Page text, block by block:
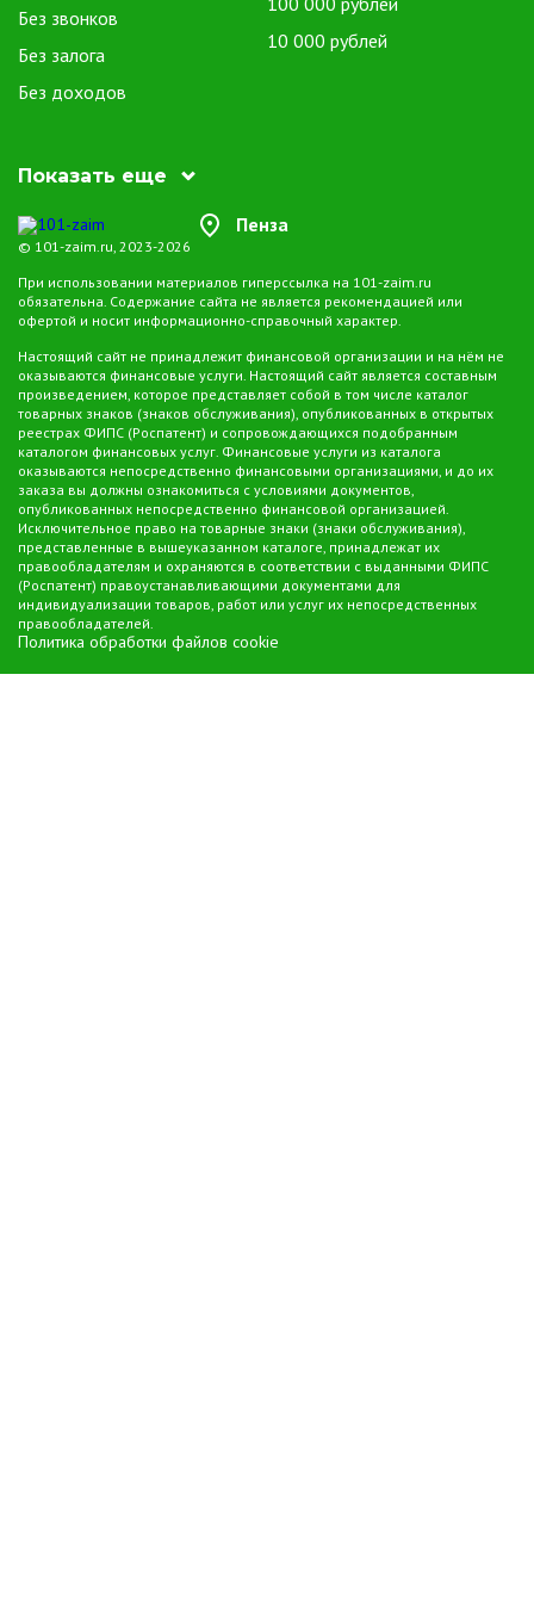
и процентными ставками. Заемщик может выбрать оптимальные
условия, соответствующие его потребностям и финансовой
ситуации.
Осторожность при выборе
минут в Пензе
Несмотря на многочисленные преимущества, важно подходить к
выбору сервиса микрозаймов с осторожностью. Перед подачей
заявки уделите внимание репутации компании, читайте отзывы
клиентов и внимательно изучите условия предоставления займа.
Микрозаймы за 5 минут предоставляют уникальную возможность
быстро решить финансовые трудности, обеспечивая
оперативность и доступность процесса. Однако, чтобы избежать
нежелательных сюрпризов, важно выбирать надежные сервисы и
внимательно ознакамливаться с условиями займа.
Без звонков
Без залога
Без доходов
10 000 рублей
Показать еще
Пенза
© 101-zaim.ru, 2023-2026
При использовании материалов гиперссылка на 101-zaim.ru
обязательна. Содержание сайта не является рекомендацией или
офертой и носит информационно-справочный характер.
Настоящий сайт не принадлежит финансовой организации и на нём не
оказываются финансовые услуги. Настоящий сайт является составным
произведением, которое представляет собой в том числе каталог
товарных знаков (знаков обслуживания), опубликованных в открытых
реестрах ФИПС (Роспатент) и сопровождающихся подобранным
каталогом финансовых услуг. Финансовые услуги из каталога
оказываются непосредственно финансовыми организациями, и до их
заказа вы должны ознакомиться с условиями документов,
опубликованных непосредственно финансовой организацией.
Исключительное право на товарные знаки (знаки обслуживания),
представленные в вышеуказанном каталоге, принадлежат их
правообладателям и охраняются в соответствии с выданными ФИПС
(Роспатент) правоустанавливающими документами для
индивидуализации товаров, работ или услуг их непосредственных
правообладателей.
Политика обработки файлов cookie